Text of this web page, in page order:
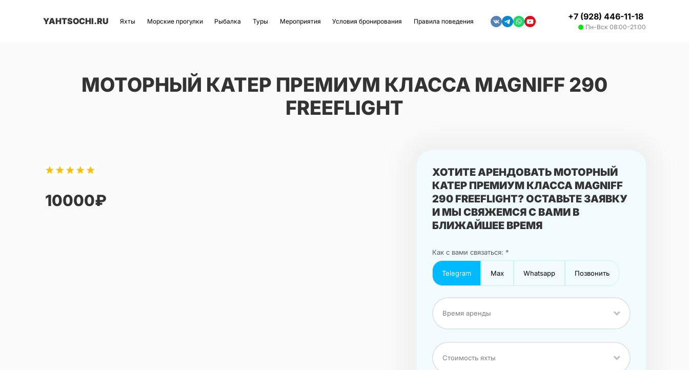
YAHTSOCHI.RU Яхты Морские прогулки Рыбалка Туры Мероприятия Условия бронирования Правила поведения +7 (928) 446-11-18
Пн-Вск 08:00-21:00
МОТОРНЫЙ КАТЕР ПРЕМИУМ КЛАССА MAGNIFF 290
FREEFLIGHT
10000₽
ХОТИТЕ АРЕНДОВАТЬ МОТОРНЫЙ
КАТЕР ПРЕМИУМ КЛАССА MAGNIFF
290 FREEFLIGHT? ОСТАВЬТЕ ЗАЯВКУ
И МЫ СВЯЖЕМСЯ С ВАМИ В
БЛИЖАЙШЕЕ ВРЕМЯ
Как с вами связаться: *
Telegram Max Whatsapp Позвонить
Время аренды
Стоимость яхты